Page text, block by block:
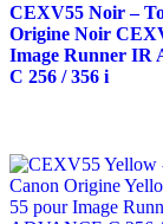
CEXV55 Noir –
Origine Noir
Image Runner IR
C 256 / 356 i